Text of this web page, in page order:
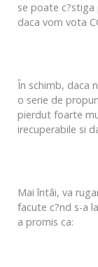
se poate c?stiga
daca vom vota
În schimb, daca
o serie de
pierdut foarte
irecuperabile si
Mai întâi, va
facute c?nd s-a
a promis ca: